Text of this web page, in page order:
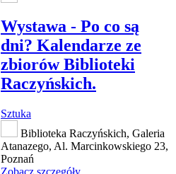
Wystawa - Po co są
dni? Kalendarze ze
zbiorów Biblioteki
Raczyńskich.
Sztuka
Biblioteka Raczyńskich, Galeria
Atanazego, Al. Marcinkowskiego 23,
Poznań
Zobacz szczegóły